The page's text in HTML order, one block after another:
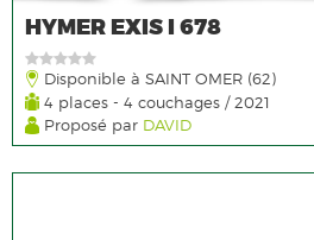
HYMER EXIS I 678
Disponible à SAINT OMER (62)
4 places - 4 couchages / 2021
Proposé par DAVID